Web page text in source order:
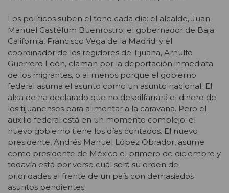
Los políticos suben el tono cada día: el alcalde, Juan
Manuel Gastélum Buenrostro; el gobernador de Baja
California, Francisco Vega de la Madrid; y el
coordinador de los regidores de Tijuana, Arnulfo
Guerrero León, claman por la deportación inmediata
de los migrantes, o al menos porque el gobierno
federal asuma el asunto como un asunto nacional. El
alcalde ha declarado que no despilfarrará el dinero de
los tijuanenses para alimentar a la caravana. Pero el
auxilio federal está en un momento complejo: el
nuevo gobierno tiene los días contados. El nuevo
presidente, Andrés Manuel López Obrador, asume
como presidente de México el primero de diciembre y
todavía está por verse cuál será su orden de
prioridades al frente de un país con demasiados
asuntos pendientes.